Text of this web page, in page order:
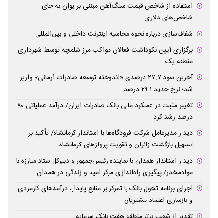
استفاده از شاخص قیمت سنگ‌آهن مبتنی بر یوان به جای
شاخص‌های دلاری
شفاف‌سازی درباره نحوه محاسبه اینترنت داخلی و بین‌المللی
برگزاری آیین نکوداشت فعالان مواکب مرز شلمچه توسط شهرداری
منطقه یک
آخرین سود ۲۷.۷ درصدی «اندوخته توسعه صادرات آرمانی» واریز
شد؛ نرخ جدید ۲۹.۱ درصد
تغییر مثبت در عملکرد مالی بانک صادرات ایران/ درآمد عملیاتی ۸۰
درصد رشد کرد
دیدار مدیرعامل شرکت فرودگاه‌ها با استاندار کرمانشاه/ تأکید بر
تسهیل بازگشت زائران و تقویت پروازهای کرمانشاه
دیدار استاندار همدان با نماینده رئیس‌جمهور و دبیرکل ستاد مبارزه با
موادمخدر/ پیگیری راه‌اندازی مرکز امید و زندگی در همدان
اجرای برنامه تحول بانک با تمرکز بر منابع پایدار، درآمدهای کارمزدی
و بازسازی اعتماد مشتریان